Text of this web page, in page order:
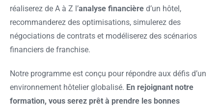
réaliserez de A à Z l’analyse financière d’un hôtel,
recommanderez des optimisations, simulerez des
négociations de contrats et modéliserez des scénarios
financiers de franchise.
Notre programme est conçu pour répondre aux défis d’un
environnement hôtelier globalisé. En rejoignant notre
formation, vous serez prêt à prendre les bonnes